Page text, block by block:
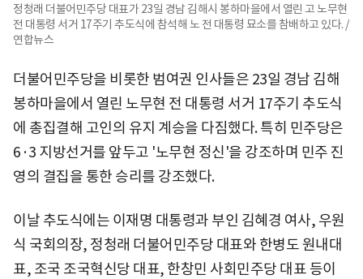
정청래 더불어민주당 대표가 23일 경남 김해시 봉하마을에서 열린 고 노무현
전 대통령 서거 17주기 추도식에 참석해 노 전 대통령 묘소를 참배하고 있다. /
연합뉴스
더불어민주당을 비롯한 범여권 인사들은 23일 경남 김해
봉하마을에서 열린 노무현 전 대통령 서거 17주기 추도식
에 총집결해 고인의 유지 계승을 다짐했다. 특히 민주당은
6·3 지방선거를 앞두고 '노무현 정신'을 강조하며 민주 진
영의 결집을 통한 승리를 강조했다.
이날 추도식에는 이재명 대통령과 부인 김혜경 여사, 우원
식 국회의장, 정청래 더불어민주당 대표와 한병도 원내대
표, 조국 조국혁신당 대표, 한창민 사회민주당 대표 등이